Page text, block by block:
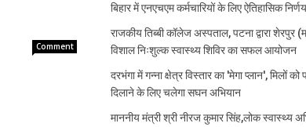
Comment
बिहार में एनएचएम कर्मचारियों के लिए ऐतिहासिक निर्णय
राजकीय तिब्बी कॉलेज अस्पताल, पटना द्वारा शेरपुर
विशाल निःशुल्क स्वास्थ्य शिविर का सफल आयोजन
दरभंगा में गन्ना क्षेत्र विस्तार का 'मेगा प्लान', मिलों को
दिलाने के लिए चलेगा सघन अभियान
माननीय मंत्री श्री नीरज कुमार सिंह,लोक स्वास्थ्य